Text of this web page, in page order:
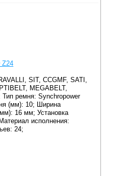
Z24
SIT, CCGMF, SATI,
MEGABELT,
Тип ремня: Synchropower
(мм): 10; Ширина
16 мм; Установка
исполнения:
24;